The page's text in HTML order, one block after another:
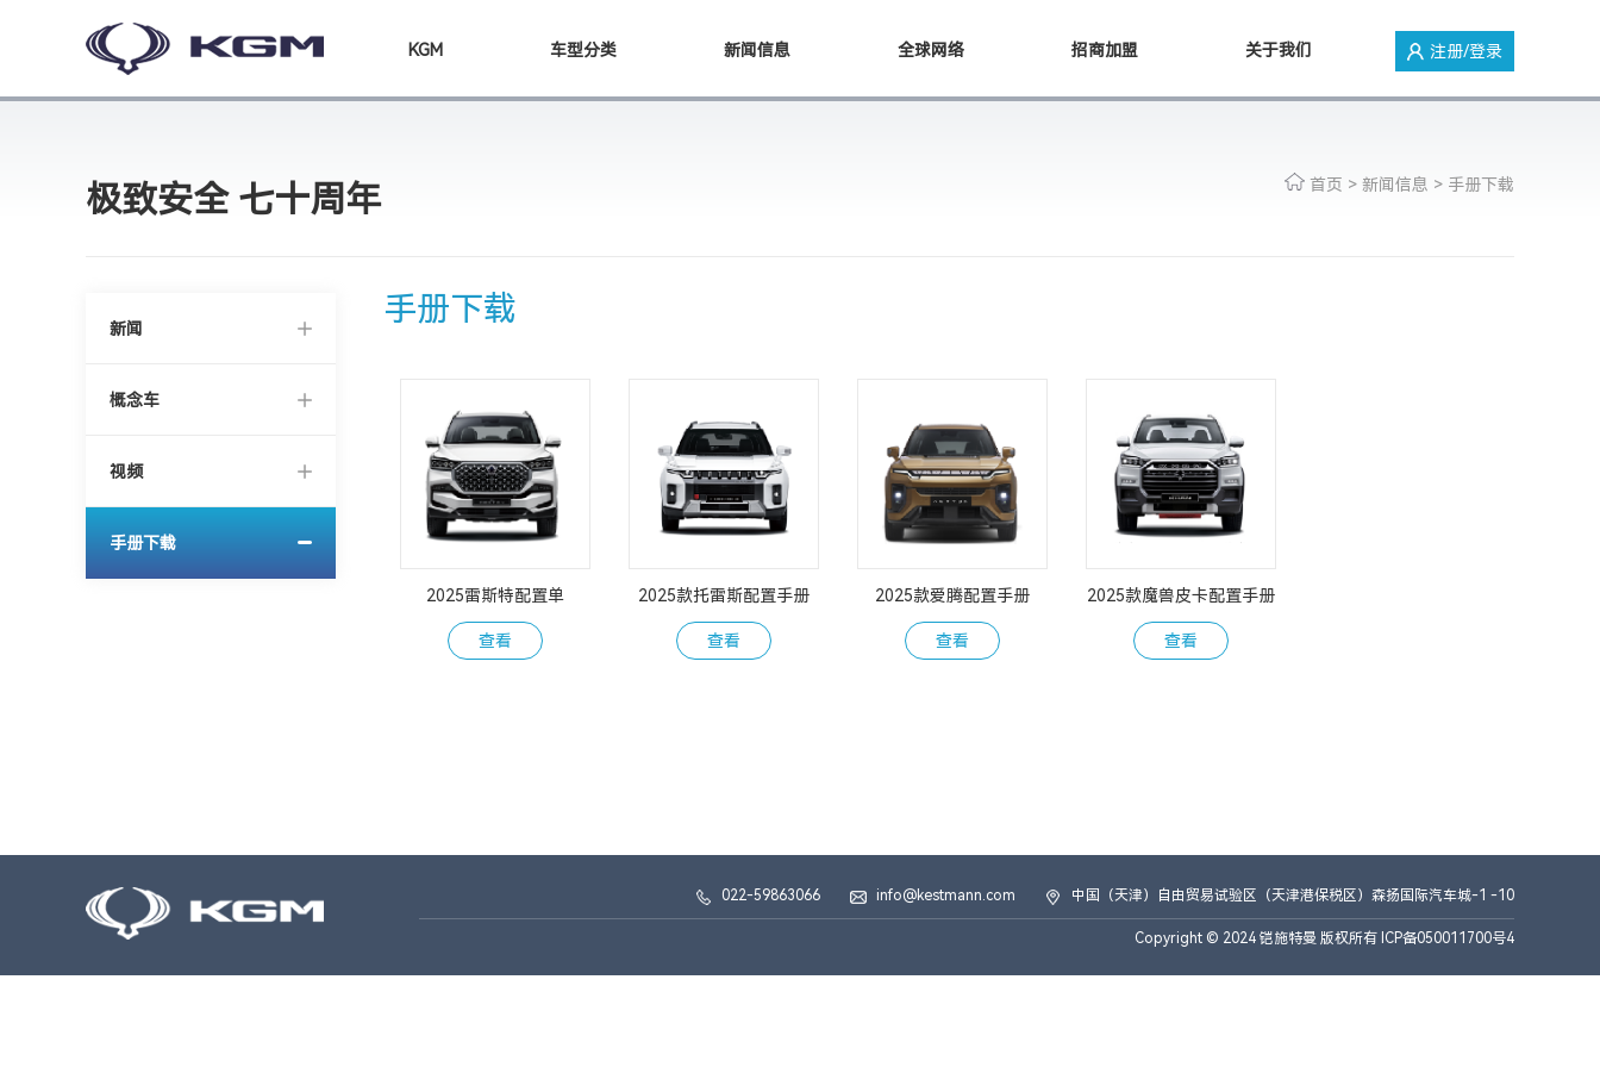
KGM 车型分类 新闻信息 全球网络 招商加盟 关于我们 注册/登录
极致安全 七十周年 首页 > 新闻信息 > 手册下载
新闻
概念车
视频
手册下载
手册下载
2025雷斯特配置单
查看
2025款托雷斯配置手册
查看
2025款爱腾配置手册
查看
2025款魔兽皮卡配置手册
查看
022-59863066 info@kestmann.com 中国（天津）自由贸易试验区（天津港保税区）森扬国际汽车城-1 -10
Copyright © 2024 铠施特曼 版权所有 ICP备050011700号4